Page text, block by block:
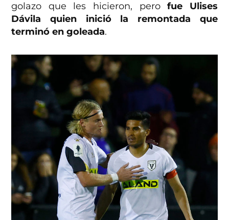
golazo que les hicieron, perofue Ulises
Dávila quien inició la remontada que
terminó en goleada.